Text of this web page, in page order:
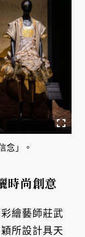
念」。
時尚創意
繪藝師莊武
所設計具天